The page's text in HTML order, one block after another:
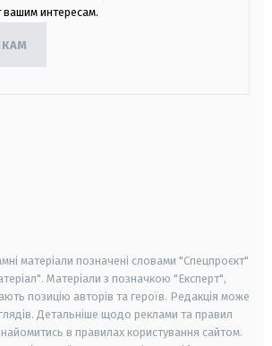
вашим интересам.
матеріали позначені словами "Спецпроєкт"
Матеріали з позначкою "Експерт",
позицію авторів та героїв. Редакція може
Детальніше щодо реклами та правил
в правилах користування сайтом.